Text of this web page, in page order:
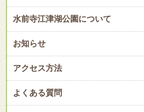
水前寺江津湖公園について
お知らせ
アクセス方法
よくある質問